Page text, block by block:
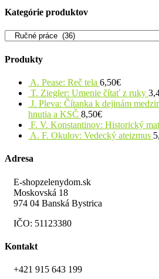
Kategórie produktov
Produkty
A. Pease: Reč tela 6,50€
T. Ziegler: Umenie čítať z ruky
J. Pleva: Čítanka k dejinám
hnutia a KSČ 8,50€
F. V. Konstantinov: Historický
A. F. Okulov: Vedecký ateizmus
Adresa
E-shopzelenydom.sk
Moskovská 18
974 04 Banská Bystrica
IČO: 51123380
Kontakt
+421 915 643 199